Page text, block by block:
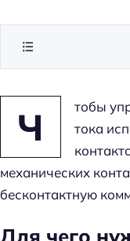
Ч
тобы
тока
механических
бесконтактную
Для чего